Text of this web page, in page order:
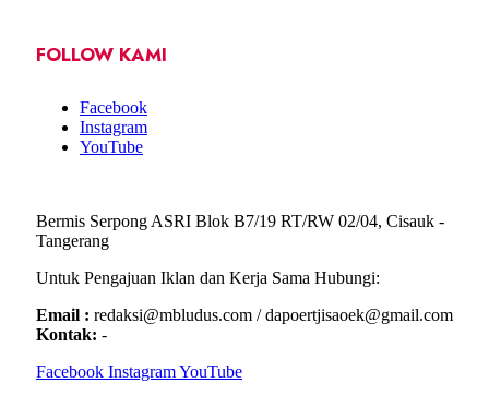
FOLLOW KAMI
Facebook
Instagram
YouTube
Bermis Serpong ASRI Blok B7/19 RT/RW 02/04, Cisauk -
Tangerang
Untuk Pengajuan Iklan dan Kerja Sama Hubungi:
Email : redaksi@mbludus.com / dapoertjisaoek@gmail.com
Kontak: -
Facebook InstagramYouTube